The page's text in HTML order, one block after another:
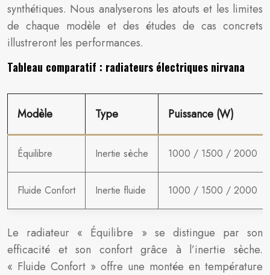
synthétiques. Nous analyserons les atouts et les limites
de chaque modèle et des études de cas concrets
illustreront les performances.
Tableau comparatif : radiateurs électriques nirvana
Modèle Type Puissance (W)
Équilibre Inertie sèche 1000 / 1500 / 2000
Fluide Confort Inertie fluide 1000 / 1500 / 2000
Le radiateur « Équilibre » se distingue par son
efficacité et son confort grâce à l’inertie sèche.
« Fluide Confort » offre une montée en température